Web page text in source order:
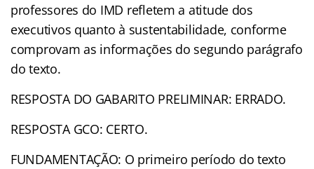
professores do IMD refletem a atitude dos
executivos quanto à sustentabilidade, conforme
comprovam as informações do segundo parágrafo
do texto.
RESPOSTA DO GABARITO PRELIMINAR: ERRADO.
RESPOSTA GCO: CERTO.
FUNDAMENTAÇÃO: O primeiro período do texto